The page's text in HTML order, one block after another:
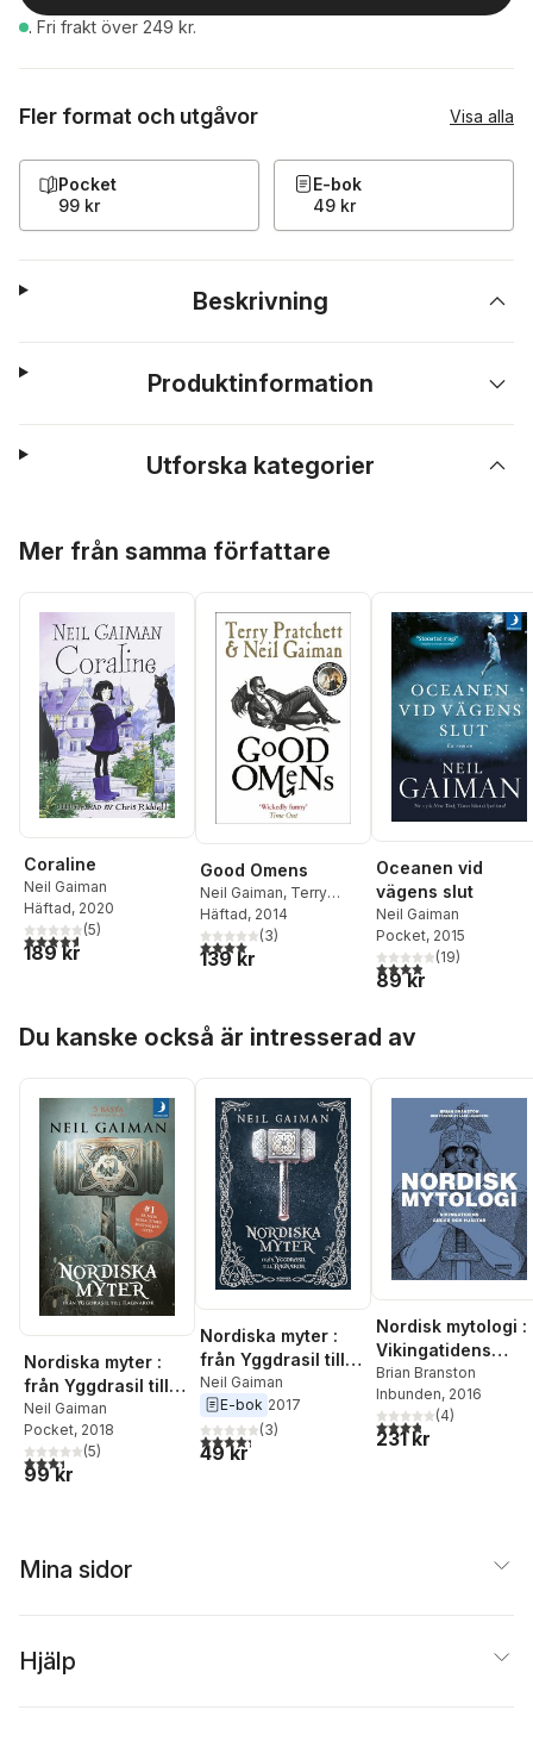
. Fri frakt över 249 kr.
Fler format och utgåvor Visa alla
Pocket
99 kr
E-bok
49 kr
Beskrivning
Produktinformation
Utforska kategorier
Mer från samma författare
Coraline
Neil Gaiman
Häftad, 2020
4,6utav 5 stjärnor. Totalt antal röster:
(5)
189 kr
Good Omens
Neil Gaiman, Terry
Pratchett
Häftad, 2014
4,0utav 5 stjärnor. Totalt antal röster:
(3)
139 kr
Oceanen vid
vägens slut
Neil Gaiman
Pocket, 2015
3,9utav 5 stjärnor.
(19)
89 kr
Du kanske också är intresserad av
Nordiska myter :
från Yggdrasil till
Ragnarök
Neil Gaiman
Pocket, 2018
3,4utav 5 stjärnor. Totalt antal röster:
(5)
99 kr
Nordiska myter :
från Yggdrasil till
Ragnarök
Neil Gaiman
E-bok 2017
4,3utav 5 stjärnor. Totalt antal röster:
(3)
49 kr
Nordisk mytologi :
Vikingatidens
gudar och hjältar
Brian Branston
Inbunden, 2016
3,8utav 5 stjärnor.
(4)
231 kr
Mina sidor
Hjälp